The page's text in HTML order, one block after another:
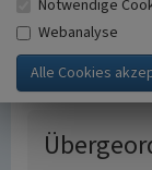
Notwendige
Webanalyse